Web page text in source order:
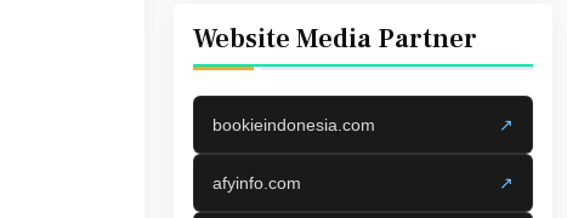
Website Media Partner
bookieindonesia.com ↗
afyinfo.com ↗